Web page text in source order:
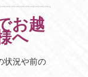
お越
へ
状況や前の